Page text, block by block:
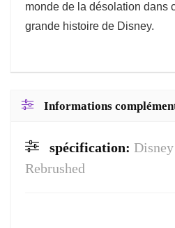
monde de la désolation dans
grande histoire de Disney.
Informations
spécification:
Rebrushed